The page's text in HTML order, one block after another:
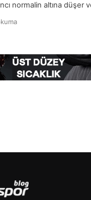
normalin altına düşer
belirtileri
tansiyon ciddi bir
arasında kalp